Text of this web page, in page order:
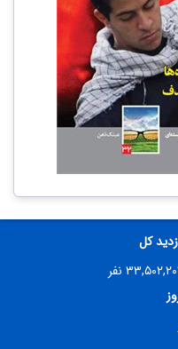
کل
نفر